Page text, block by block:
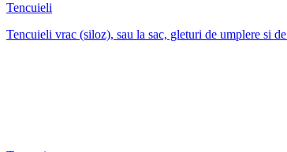
Tencuieli
Tencuieli vrac (siloz), sau la sac, gleturi de umplere si